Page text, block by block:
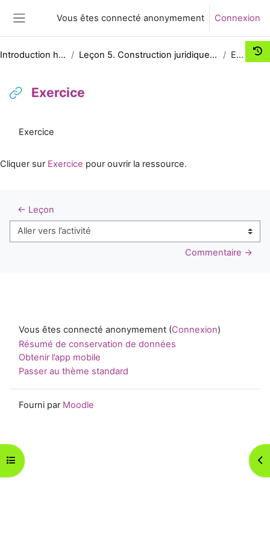
Vous êtes connecté anonymement Connexion
Ouvrir l’index du cours
Introduction historique au droit Leçon 5. Construction juridique et politique de l'État au Moyen Âge Exercice
Exercice
Exercice
Cliquer sur Exercice pour ouvrir la ressource.
← Leçon
Aller vers l’activité
Commentaire →
Vous êtes connecté anonymement (Connexion)
Résumé de conservation de données
Obtenir l’app mobile
Passer au thème standard
Fourni par Moodle